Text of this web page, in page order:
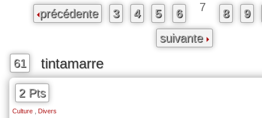
précédente 3 4 5 6 7 8
9
suivante
61
tintamarre
2 Pts
Culture , Divers